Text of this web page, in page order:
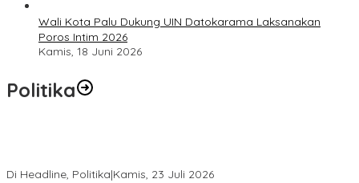
Wali Kota Palu Dukung UIN Datokarama Laksanakan
Poros Intim 2026
Kamis, 18 Juni 2026
Politika
Di Headline, Politika|Kamis, 23 Juli 2026